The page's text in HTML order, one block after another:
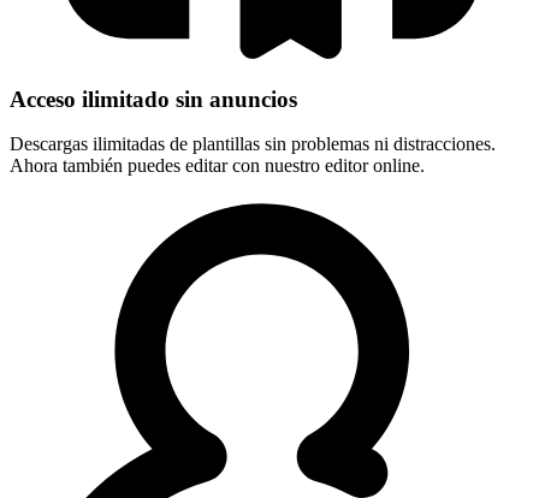
Acceso ilimitado sin anuncios
Descargas ilimitadas de plantillas sin problemas ni distracciones.
Ahora también puedes editar con nuestro editor online.